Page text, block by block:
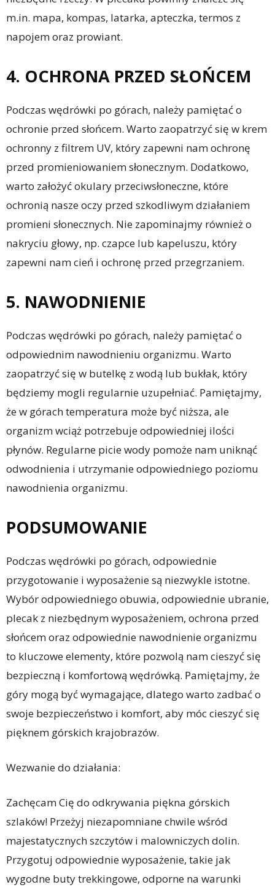
m.in. mapa, kompas, latarka, apteczka, termos z
napojem oraz prowiant.
4. OCHRONA PRZED SŁOŃCEM
Podczas wędrówki po górach, należy pamiętać o
ochronie przed słońcem. Warto zaopatrzyć się w krem
ochronny z filtrem UV, który zapewni nam ochronę
przed promieniowaniem słonecznym. Dodatkowo,
warto założyć okulary przeciwsłoneczne, które
ochronią nasze oczy przed szkodliwym działaniem
promieni słonecznych. Nie zapominajmy również o
nakryciu głowy, np. czapce lub kapeluszu, który
zapewni nam cień i ochronę przed przegrzaniem.
5. NAWODNIENIE
Podczas wędrówki po górach, należy pamiętać o
odpowiednim nawodnieniu organizmu. Warto
zaopatrzyć się w butelkę z wodą lub bukłak, który
będziemy mogli regularnie uzupełniać. Pamiętajmy,
że w górach temperatura może być niższa, ale
organizm wciąż potrzebuje odpowiedniej ilości
płynów. Regularne picie wody pomoże nam uniknąć
odwodnienia i utrzymanie odpowiedniego poziomu
nawodnienia organizmu.
PODSUMOWANIE
Podczas wędrówki po górach, odpowiednie
przygotowanie i wyposażenie są niezwykle istotne.
Wybór odpowiedniego obuwia, odpowiednie ubranie,
plecak z niezbędnym wyposażeniem, ochrona przed
słońcem oraz odpowiednie nawodnienie organizmu
to kluczowe elementy, które pozwolą nam cieszyć się
bezpieczną i komfortową wędrówką. Pamiętajmy, że
góry mogą być wymagające, dlatego warto zadbać o
swoje bezpieczeństwo i komfort, aby móc cieszyć się
pięknem górskich krajobrazów.
Wezwanie do działania:
Zachęcam Cię do odkrywania piękna górskich
szlaków! Przeżyj niezapomniane chwile wśród
majestatycznych szczytów i malowniczych dolin.
Przygotuj odpowiednie wyposażenie, takie jak
wygodne buty trekkingowe, odporne na warunki